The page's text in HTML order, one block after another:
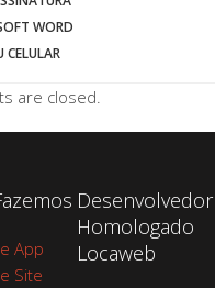
WORD
CELULAR
are closed.
App
Site
Desenvolvedor
Homologado
Locaweb